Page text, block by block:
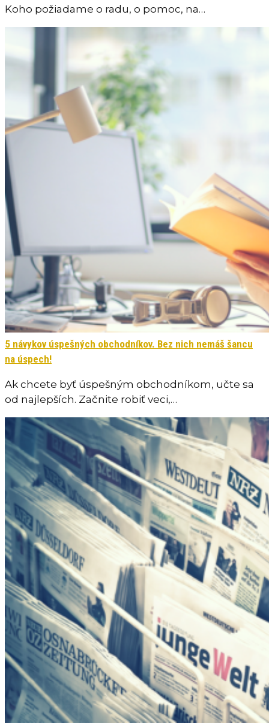
Koho požiadame o radu, o pomoc, na…
5 návykov úspešných obchodníkov. Bez nich nemáš šancu
na úspech!
Ak chcete byť úspešným obchodníkom, učte sa
od najlepších. Začnite robiť veci,…